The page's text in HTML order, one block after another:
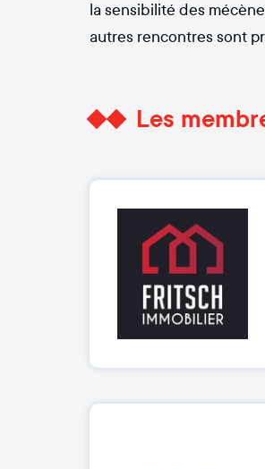
la sensibilité des
autres rencontres sont
Les